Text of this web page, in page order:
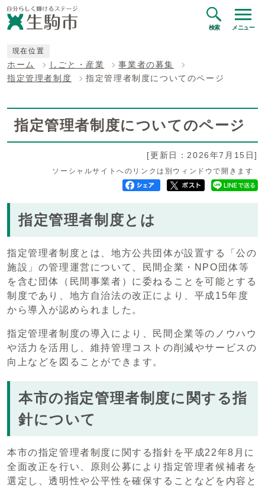
検索 メニュー
現在位置
ホーム しごと・産業
事業者の募集
指定管理者制度
指定管理者制度についてのページ
指定管理者制度についてのページ
[更新日：2026年7月15日]
ソーシャルサイトへのリンクは別ウィンドウで開きます
指定管理者制度とは
指定管理者制度とは、地方公共団体が設置する「公の
施設」の管理運営について、民間企業・NPO団体等
を含む団体（民間事業者）に委ねることを可能とする
制度であり、地方自治法の改正により、平成15年度
から導入が認められました。
指定管理者制度の導入により、民間企業等のノウハウ
や活力を活用し、維持管理コストの削減やサービスの
向上などを図ることができます。
本市の指定管理者制度に関する指
針について
本市の指定管理者制度に関する指針を平成22年8月に
全面改正を行い、原則公募により指定管理者候補者を
選定し、透明性や公平性を確保することなどを内容と